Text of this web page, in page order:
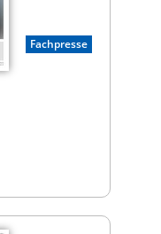
Fachpresse